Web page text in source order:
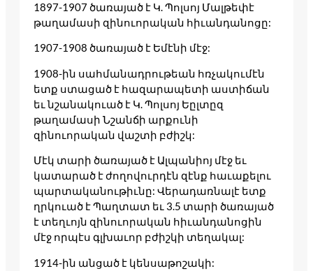
1897-1907 ծառայած է Կ. Պոլսոյ Մալթեփէ
թաղամասի զինուորական հիւանդանոցը:
1907-1908 ծառայած է Եմէնի մէջ:
1908-ին սահմանադրութեան հռչակումէն
ետք ստացած է հազարապետի աստիճան
եւ նշանակուած է Կ. Պոլսոյ Եըլտըզ
թաղամասի Նշանճի արքունի
զինուորական վաշտի բժիշկ:
Մէկ տարի ծառայած է Ալպանիոյ մէջ եւ
կատարած է ժողովուրդէն զէնք հաւաքելու
պարտականութիւնը: Վերադառնալէ ետք
ղրկուած է Պաղտատ եւ 3.5 տարի ծառայած
է տեղւոյն զինուորական հիւանդանոցին
մէջ որպէս գլխաւոր բժիշկի տեղակալ:
1914-ին անցած է կենսաթոշակի: